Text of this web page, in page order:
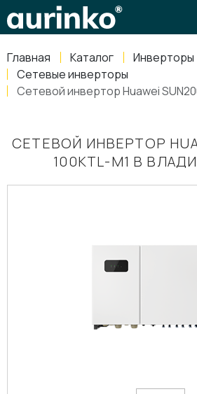
Главная Каталог
Инверторы
Сетевые инверторы
Сетевой инвертор Huawei
СЕТЕВОЙ ИНВЕРТОР
100KTL-M1 В
Россия, Свердловская область
8-800-770-79-40